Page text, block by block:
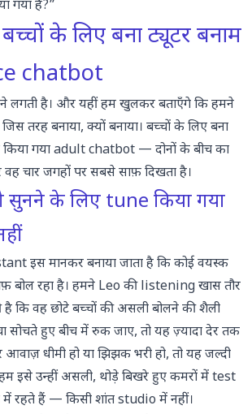
गया है?”
के लिए बना ट्यूटर बनाम
chatbot
लगती है। और यहीं हम खुलकर बताएँगे कि हमने
तरह बनाया, क्यों बनाया। बच्चों के लिए बना
किया गया adult chatbot — दोनों के बीच का
चार जगहों पर सबसे साफ़ दिखता है।
सुनने के लिए tune किया गया
इस मानकर बनाया जाता है कि कोई वयस्क
बोल रहा है। हमने Leo की listening खास तौर
कि वह छोटे बच्चों की असली बोलने की शैली
हुए बीच में रुक जाए, तो यह ज़्यादा देर तक
धीमी हो या झिझक भरी हो, तो यह जल्दी
हम इसे उन्हीं असली, थोड़े बिखरे हुए कमरों में test
रहते हैं — किसी शांत studio में नहीं।